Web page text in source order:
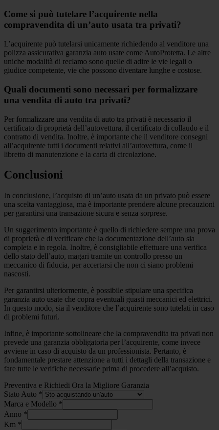
Come si può tutelare l’acquirente nella
compravendita di un’auto usata tra privati?
L’acquirente può tutelarsi unicamente richiedendo al venditore una
polizza assicurativa garanzia auto usate come AutoProtetta. Le altre
uniche modalità di reclamo sono quelle di adire le vie legali o
giudice competente, vie che possono diventare lunghe e costose.
Quali documenti sono necessari per formalizzare
una vendita di auto tra privati?
Per formalizzare una vendita di auto tra privati è necessario il
certificato di proprietà dell’autovettura, il certificato di collaudo e il
contratto di vendita. Inoltre, è importante che il venditore consegni
all’acquirente tutti i documenti relativi all’autovettura, come il
libretto di manutenzione e la carta di circolazione.
Conclusioni
In conclusione, l’acquisto di un’auto usata da un privato può essere
una scelta vantaggiosa, ma è importante prendere alcune precauzioni
per garantirsi una transazione sicura e senza sorprese.
Un suggerimento importante è quello di richiedere sempre una prova
di proprietà e di verificare che la documentazione dell’auto sia
completa e in regola. Inoltre, è consigliabile effettuare una verifica
dello stato dell’auto, magari tramite un controllo presso un
meccanico di fiducia, per accertarsi che non ci siano problemi
nascosti.
Per garantirsi ulteriormente, è possibile stipulare una specifica
garanzia auto usate che copra eventuali guasti meccanici ed elettrici.
In questo modo, sia il venditore che l’acquirente sono tutelati in caso
di problemi futuri.
Infine, è importante sottolineare che la compravendita tra privati non
prevede una garanzia obbligatoria per l’acquirente, come invece
avviene in caso di acquisto da un professionista. Pertanto, è
fondamentale prestare attenzione a tutti i dettagli della transazione e
fare tutte le verifiche necessarie prima di procedere all’acquisto.
Preventiva e Richiedi Ora la Migliore Garanzia
Stato Auto *
Marca e Modello *
Anno *
Km *